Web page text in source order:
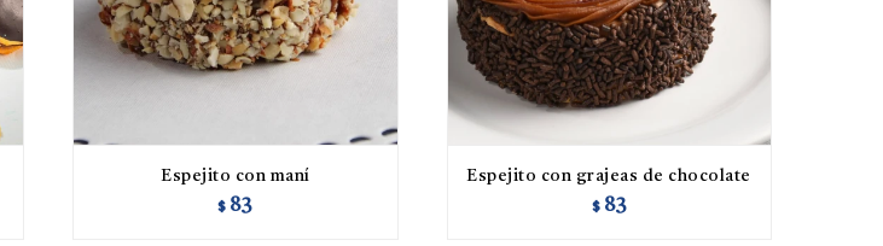
Espejito con maní
$ 83
Espejito con grajeas de chocolate
$ 83